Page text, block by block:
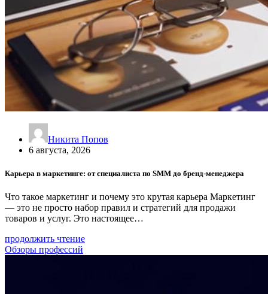
Никита Попов
6 августа, 2026
Карьера в маркетинге: от специалиста по SMM до бренд-менеджера
Что такое маркетинг и почему это крутая карьера Маркетинг
— это не просто набор правил и стратегий для продажи
товаров и услуг. Это настоящее…
продолжить чтение
Обзоры профессий